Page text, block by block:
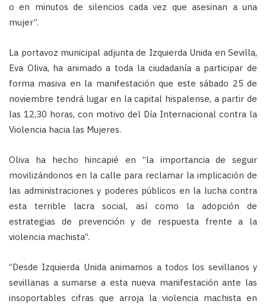
o en minutos de silencios cada vez que asesinan a una
mujer”.
La portavoz municipal adjunta de Izquierda Unida en Sevilla,
Eva Oliva, ha animado a toda la ciudadanía a participar de
forma masiva en la manifestación que este sábado 25 de
noviembre tendrá lugar en la capital hispalense, a partir de
las 12,30 horas, con motivo del Día Internacional contra la
Violencia hacia las Mujeres.
Oliva ha hecho hincapié en “la importancia de seguir
movilizándonos en la calle para reclamar la implicación de
las administraciones y poderes públicos en la lucha contra
esta terrible lacra social, así como la adopción de
estrategias de prevención y de respuesta frente a la
violencia machista”.
“Desde Izquierda Unida animamos a todos los sevillanos y
sevillanas a sumarse a esta nueva manifestación ante las
insoportables cifras que arroja la violencia machista en